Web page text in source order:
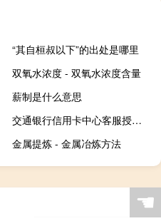
“其自桓叔以下”的出处是哪里
双氧水浓度 - 双氧水浓度含量
薪制是什么意思
交通银行信用卡中心客服授权（交通银行信用卡中心客服电话）
金属提炼 - 金属冶炼方法
☚